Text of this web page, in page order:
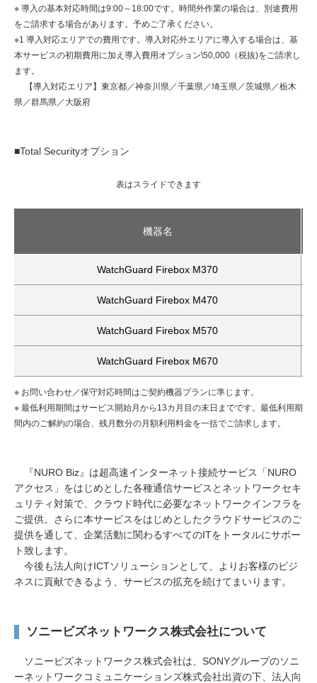
※ 導入の基本対応時間は9:00～18:00です。時間外作業の場合は、別途費用
をご請求する場合があります。予めご了承ください。
※1 導入対応エリアでの費用です。導入対応外エリアに導入する場合は、基
本サービスの初期費用に加え導入費用オプション\50,000（税抜)をご請求し
ます。
【導入対応エリア】東京都／神奈川県／千葉県／埼玉県／茨城県／栃木
県／群馬県／大阪府
■Total Securityオプション
表はスライドできます
機器名
WatchGuard Firebox M370
WatchGuard Firebox M470
WatchGuard Firebox M570
WatchGuard Firebox M670
※ お問い合わせ／保守対応時間はご契約機器プランに準じます。
※ 最低利用期間はサービス開始月から13カ月目の末日までです。最低利用期
間内のご解約の場合、残月数分の月額利用料金を一括でご請求します。
『NURO Biz』は超高速インターネット接続サービス「NURO
アクセス」をはじめとした各種通信サービスとネットワークセキ
ュリティ対策で、クラウド時代に必要なネットワークインフラを
ご提供。さらに本サービスをはじめとしたクラウドサービスのご
提供を通して、企業活動に関わるすべてのITをトータルにサポー
ト致します。
今後も法人向けICTソリューションとして、よりお客様のビジ
ネスに貢献できるよう、サービスの拡充を続けてまいります。
ソニービズネットワークス株式会社について
ソニービズネットワークス株式会社は、SONYグループのソニ
ーネットワークコミュニケーションズ株式会社出資の下、法人向